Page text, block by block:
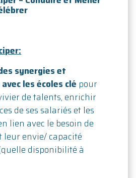
synergies et
les écoles clé pour
de talents, enrichir
de ses salariés et les
lien avec le besoin de
leur envie/ capacité
disponibilité à